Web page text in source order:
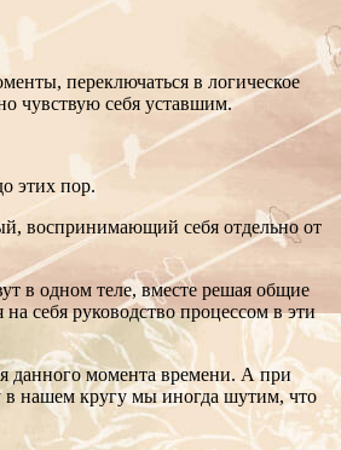
переключаться в логическое
чувствую себя уставшим.
этих пор.
воспринимающий себя отдельно от
в одном теле, вместе решая общие
себя руководство процессом в эти
данного момента времени. А при
в нашем кругу мы иногда шутим, что